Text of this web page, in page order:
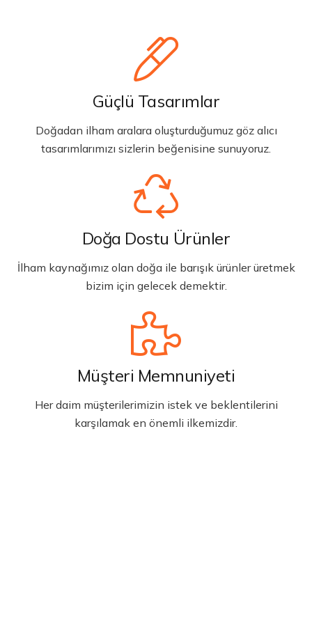
Güçlü Tasarımlar
Doğadan ilham aralara oluşturduğumuz göz alıcı
tasarımlarımızı sizlerin beğenisine sunuyoruz.
Doğa Dostu Ürünler
İlham kaynağımız olan doğa ile barışık ürünler üretmek
bizim için gelecek demektir.
Müşteri Memnuniyeti
Her daim müşterilerimizin istek ve beklentilerini
karşılamak en önemli ilkemizdir.